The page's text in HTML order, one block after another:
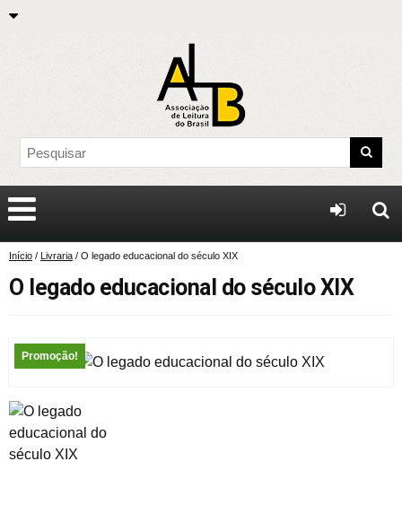
Início / Livraria / O legado educacional do século XIX
O legado educacional do século XIX
Promoção!